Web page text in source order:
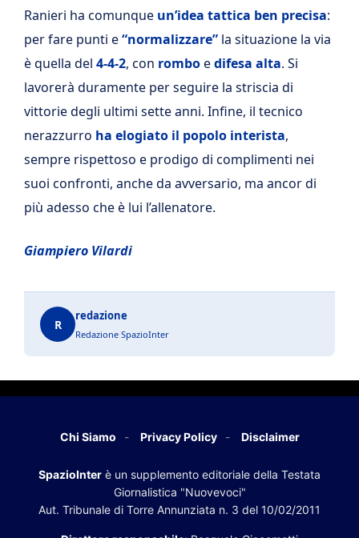
Ranieri ha comunque un’idea tattica ben precisa:
per fare punti e“normalizzare” la situazione la via
è quella del 4-4-2, con romboedifesa alta. Si
lavorerà duramente per seguire la striscia di
vittorie degli ultimi sette anni. Infine, il tecnico
nerazzurro ha elogiato il popolo interista,
sempre rispettoso e prodigo di complimenti nei
suoi confronti, anche da avversario, ma ancor di
più adesso che è lui l’allenatore.
Giampiero Vilardi
R
redazione
Redazione SpazioInter
Chi Siamo Privacy Policy Disclaimer
SpazioInter è un supplemento editoriale della Testata
Giornalistica "Nuovevoci"
Aut. Tribunale di Torre Annunziata n. 3 del 10/02/2011